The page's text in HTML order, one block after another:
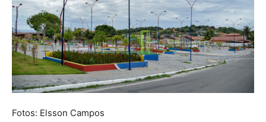
Fotos: Elsson Campos